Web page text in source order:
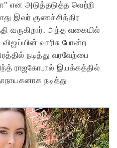
என அடுத்தடுத்த வெற்றி
இவர் குணச்சித்திர
வருகிறார். அந்த வகையில்
வாரிசு போன்ற
நடித்து வரவேற்பை
ராஜகோபால் இயக்கத்தில்
நடித்து